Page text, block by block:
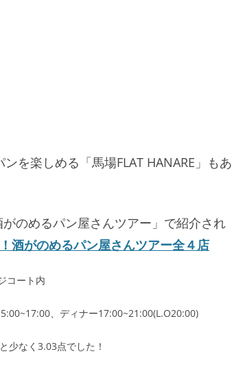
を楽しめる「馬場FLAT HANARE」もあ
のめるパン屋さんツアー」で紹介され
酒がのめるパン屋さんツアー全４店
コート内
、ディナー17:00~21:00(L.O20:00)
少なく3.03点でした！